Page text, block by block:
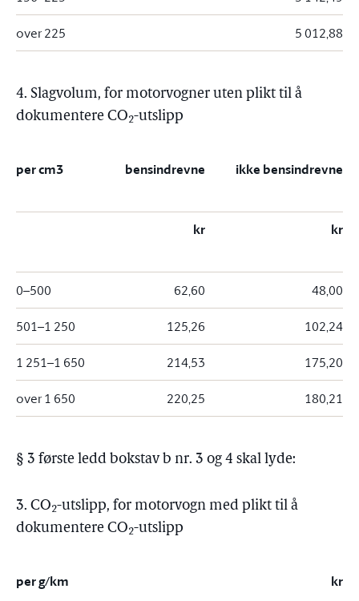
over 225 5 012,88
4. Slagvolum, for motorvogner uten plikt til å
dokumentere CO2-utslipp
per cm3 bensindrevne ikke bensindrevne
kr kr
0–500 62,60 48,00
501–1 250 125,26 102,24
1 251–1 650 214,53 175,20
over 1 650 220,25 180,21
§ 3 første ledd bokstav b nr. 3 og 4 skal lyde:
3. CO2-utslipp, for motorvogn med plikt til å
dokumentere CO2-utslipp
per g/km kr